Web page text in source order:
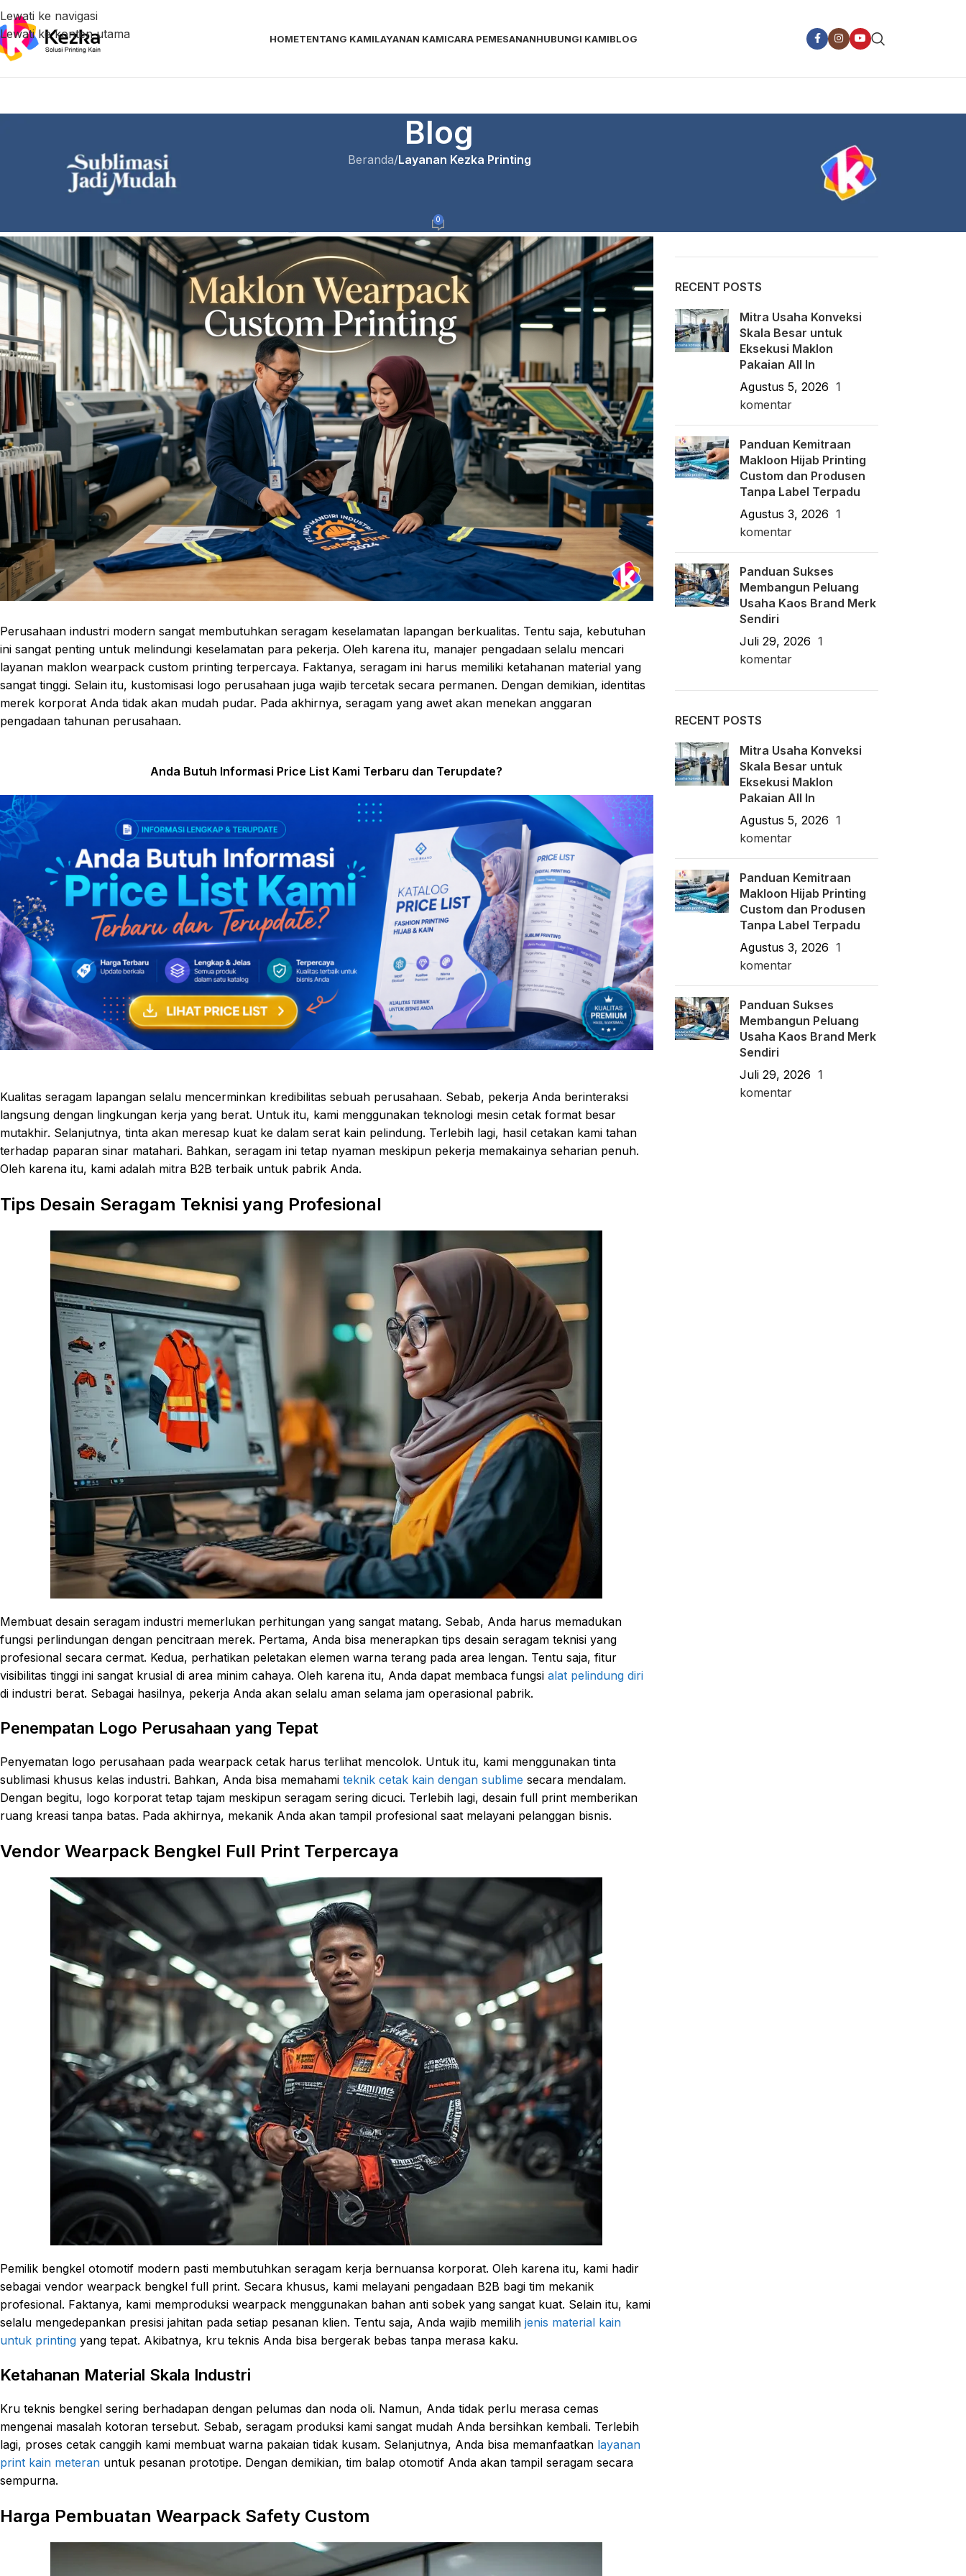
Lewati ke navigasi
Lewati ke konten utama
HOMETENTANG KAMILAYANAN KAMICARA PEMESANANHUBUNGI KAMIBLOG
Blog
Beranda/Layanan Kezka Printing
Solusi Maklon Wearpack Custom Printing untuk Seragam Industri
0
Perusahaan industri modern sangat membutuhkan seragam keselamatan lapangan berkualitas. Tentu saja, kebutuhan
ini sangat penting untuk melindungi keselamatan para pekerja. Oleh karena itu, manajer pengadaan selalu mencari
layanan maklon wearpack custom printing terpercaya. Faktanya, seragam ini harus memiliki ketahanan material yang
sangat tinggi. Selain itu, kustomisasi logo perusahaan juga wajib tercetak secara permanen. Dengan demikian, identitas
merek korporat Anda tidak akan mudah pudar. Pada akhirnya, seragam yang awet akan menekan anggaran
pengadaan tahunan perusahaan.
Anda Butuh Informasi Price List Kami Terbaru dan Terupdate?
Kualitas seragam lapangan selalu mencerminkan kredibilitas sebuah perusahaan. Sebab, pekerja Anda berinteraksi
langsung dengan lingkungan kerja yang berat. Untuk itu, kami menggunakan teknologi mesin cetak format besar
mutakhir. Selanjutnya, tinta akan meresap kuat ke dalam serat kain pelindung. Terlebih lagi, hasil cetakan kami tahan
terhadap paparan sinar matahari. Bahkan, seragam ini tetap nyaman meskipun pekerja memakainya seharian penuh.
Oleh karena itu, kami adalah mitra B2B terbaik untuk pabrik Anda.
Tips Desain Seragam Teknisi yang Profesional
Membuat desain seragam industri memerlukan perhitungan yang sangat matang. Sebab, Anda harus memadukan
fungsi perlindungan dengan pencitraan merek. Pertama, Anda bisa menerapkan tips desain seragam teknisi yang
profesional secara cermat. Kedua, perhatikan peletakan elemen warna terang pada area lengan. Tentu saja, fitur
visibilitas tinggi ini sangat krusial di area minim cahaya. Oleh karena itu, Anda dapat membaca fungsi alat pelindung diri
di industri berat. Sebagai hasilnya, pekerja Anda akan selalu aman selama jam operasional pabrik.
Penempatan Logo Perusahaan yang Tepat
Penyematan logo perusahaan pada wearpack cetak harus terlihat mencolok. Untuk itu, kami menggunakan tinta
sublimasi khusus kelas industri. Bahkan, Anda bisa memahami teknik cetak kain dengan sublime secara mendalam.
Dengan begitu, logo korporat tetap tajam meskipun seragam sering dicuci. Terlebih lagi, desain full print memberikan
ruang kreasi tanpa batas. Pada akhirnya, mekanik Anda akan tampil profesional saat melayani pelanggan bisnis.
Vendor Wearpack Bengkel Full Print Terpercaya
Pemilik bengkel otomotif modern pasti membutuhkan seragam kerja bernuansa korporat. Oleh karena itu, kami hadir
sebagai vendor wearpack bengkel full print. Secara khusus, kami melayani pengadaan B2B bagi tim mekanik
profesional. Faktanya, kami memproduksi wearpack menggunakan bahan anti sobek yang sangat kuat. Selain itu, kami
selalu mengedepankan presisi jahitan pada setiap pesanan klien. Tentu saja, Anda wajib memilih jenis material kain
untuk printing yang tepat. Akibatnya, kru teknis Anda bisa bergerak bebas tanpa merasa kaku.
Ketahanan Material Skala Industri
Kru teknis bengkel sering berhadapan dengan pelumas dan noda oli. Namun, Anda tidak perlu merasa cemas
mengenai masalah kotoran tersebut. Sebab, seragam produksi kami sangat mudah Anda bersihkan kembali. Terlebih
lagi, proses cetak canggih kami membuat warna pakaian tidak kusam. Selanjutnya, Anda bisa memanfaatkan layanan
print kain meteran untuk pesanan prototipe. Dengan demikian, tim balap otomotif Anda akan tampil seragam secara
sempurna.
Harga Pembuatan Wearpack Safety Custom
RECENT POSTS
Mitra Usaha Konveksi
Skala Besar untuk
Eksekusi Maklon
Pakaian All In
Agustus 5, 2026 1
komentar
Panduan Kemitraan
Makloon Hijab Printing
Custom dan Produsen
Tanpa Label Terpadu
Agustus 3, 2026 1
komentar
Panduan Sukses
Membangun Peluang
Usaha Kaos Brand Merk
Sendiri
Juli 29, 2026 1
komentar
RECENT POSTS
Mitra Usaha Konveksi
Skala Besar untuk
Eksekusi Maklon
Pakaian All In
Agustus 5, 2026 1
komentar
Panduan Kemitraan
Makloon Hijab Printing
Custom dan Produsen
Tanpa Label Terpadu
Agustus 3, 2026 1
komentar
Panduan Sukses
Membangun Peluang
Usaha Kaos Brand Merk
Sendiri
Juli 29, 2026 1
komentar